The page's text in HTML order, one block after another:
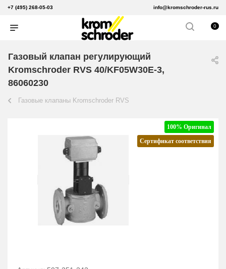
+7 (495) 268-05-03 info@kromschroder-rus.ru
0
Газовый клапан регулирующий
Kromschroder RVS 40/KF05W30E-3,
86060230
Газовые клапаны Kromschroder RVS
100% Оригинал
Сертификат соответствия